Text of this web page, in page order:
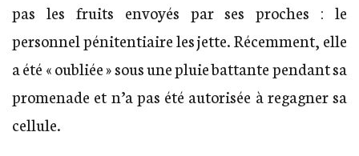
pas les fruits envoyés par ses proches : le
personnel pénitentiaire les jette. Récemment, elle
a été « oubliée » sous une pluie battante pendant sa
promenade et n’a pas été autorisée à regagner sa
cellule.